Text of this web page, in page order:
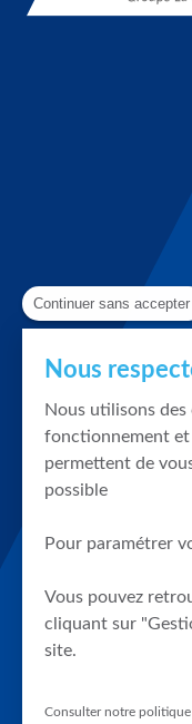
Continuer sans accepter
Nous
Nous utilisons
fonctionnement et
permettent de
possible
Pour paramétrer
Vous pouvez
cliquant sur
site.
Consulter notre